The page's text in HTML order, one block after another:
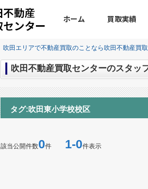
ホーム 買取実績
吹田エリアで不動産買取のことなら吹田不動産買
吹田不動産買取センターのスタッ
タグ:吹田東小学校校区
該当公開件数0件 1-0件表示